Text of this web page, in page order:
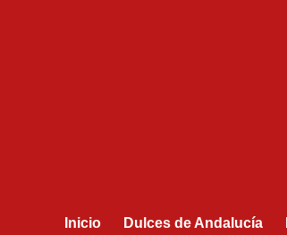
Inicio Dulces de Andalucía